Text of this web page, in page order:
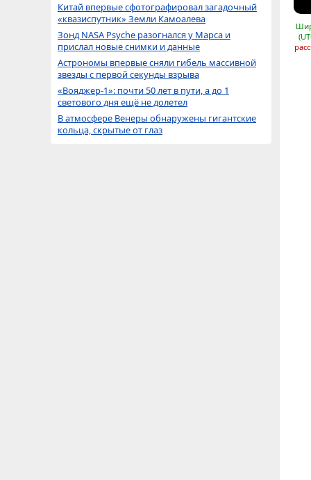
Китай впервые сфотографировал загадочный
«квазиспутник» Земли Камоалева
Зонд NASA Psyche разогнался у Марса и
прислал новые снимки и данные
Астрономы впервые сняли гибель массивной
звезды с первой секунды взрыва
«Вояджер-1»: почти 50 лет в пути, а до 1
светового дня ещё не долетел
В атмосфере Венеры обнаружены гигантские
кольца, скрытые от глаз